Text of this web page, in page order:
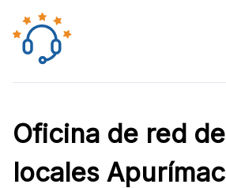
Oficina de red
locales Apurímac